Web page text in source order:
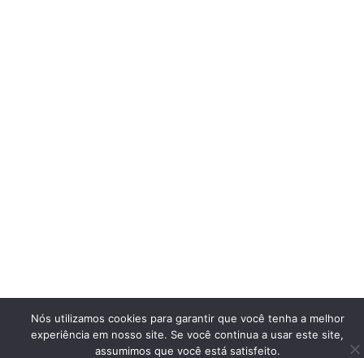
Nós utilizamos cookies para garantir que você tenha a melhor
experiência em nosso site. Se você continua a usar este site,
assumimos que você está satisfeito.